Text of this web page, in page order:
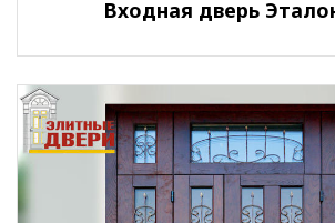
Входная дверь